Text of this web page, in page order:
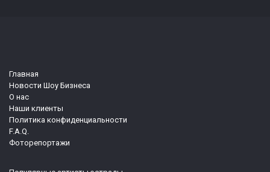
Главная
Новости Шоу Бизнеса
О нас
Наши клиенты
Политика конфиденциальности
F.A.Q.
Фоторепортажи